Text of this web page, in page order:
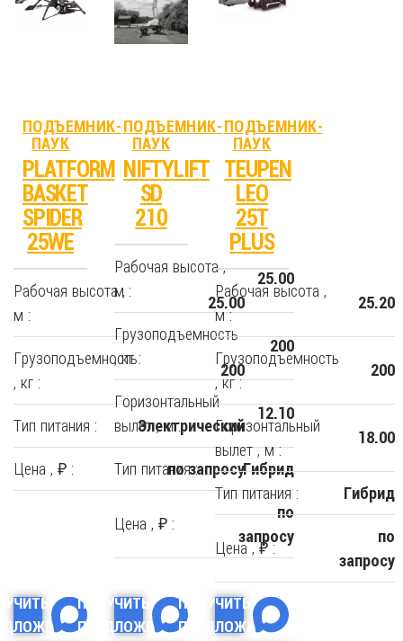
ПОДЪЕМНИК-
ПАУК
PLATFORM
BASKET
SPIDER
25WE
Рабочая высота ,
м :
25.00
Грузоподъемность
, кг :
200
Тип питания : Электрический
Цена , ₽ : по запросу
ПОДЪЕМНИК-
ПАУК
NIFTYLIFT
SD
210
Рабочая высота ,
м :
25.00
Грузоподъемность
, кг :
200
Горизонтальный
вылет , м :
12.10
Тип питания : Гибрид
Цена , ₽ :
по
запросу
ПОЛУЧИТЬ
ПРЕДЛОЖЕНИЕ
ПОДЪЕМНИК-
ПАУК
TEUPEN
LEO
25T
PLUS
Рабочая высота ,
м :
25.20
Грузоподъемность
, кг :
200
Горизонтальный
вылет , м :
18.00
Тип питания : Гибрид
Цена , ₽ :
по
запросу
ПОЛУЧИТЬ
ПРЕДЛОЖЕНИЕ